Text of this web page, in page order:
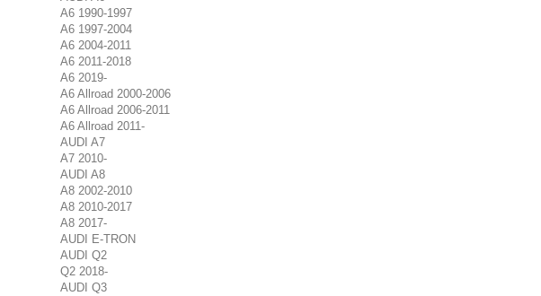
A6 1990-1997
A6 1997-2004
A6 2004-2011
A6 2011-2018
A6 2019-
A6 Allroad 2000-2006
A6 Allroad 2006-2011
A6 Allroad 2011-
AUDI A7
A7 2010-
AUDI A8
A8 2002-2010
A8 2010-2017
A8 2017-
AUDI E-TRON
AUDI Q2
Q2 2018-
AUDI Q3